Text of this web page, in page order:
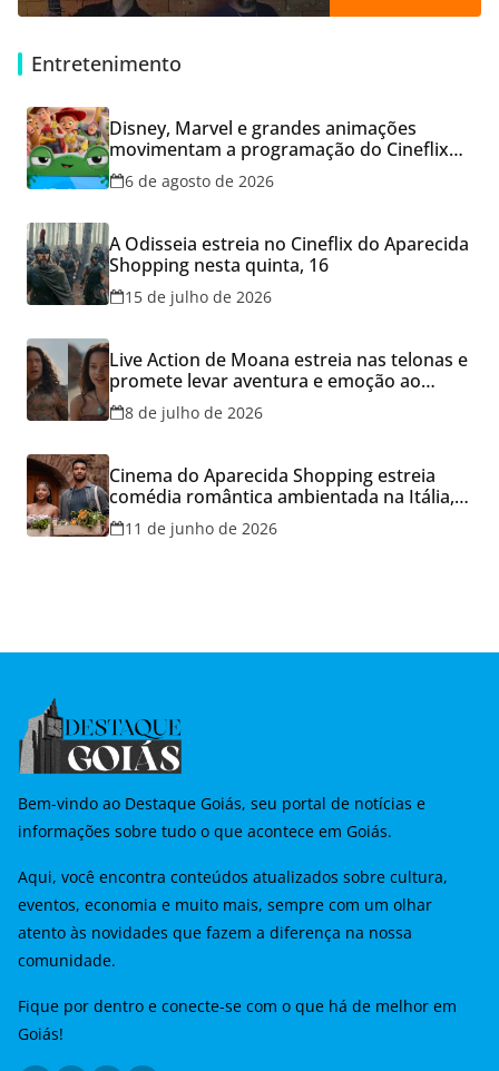
Entretenimento
Disney, Marvel e grandes animações
movimentam a programação do Cineflix
do Aparecida Shopping
6 de agosto de 2026
A Odisseia estreia no Cineflix do Aparecida
Shopping nesta quinta, 16
15 de julho de 2026
Live Action de Moana estreia nas telonas e
promete levar aventura e emoção ao
Cineflix do Aparecida Shopping
8 de julho de 2026
Cinema do Aparecida Shopping estreia
comédia romântica ambientada na Itália,
hoje e lança promoção para o Dia dos
Namorados
11 de junho de 2026
Bem-vindo ao Destaque Goiás, seu portal de notícias e
informações sobre tudo o que acontece em Goiás.
Aqui, você encontra conteúdos atualizados sobre cultura,
eventos, economia e muito mais, sempre com um olhar
atento às novidades que fazem a diferença na nossa
comunidade.
Fique por dentro e conecte-se com o que há de melhor em
Goiás!